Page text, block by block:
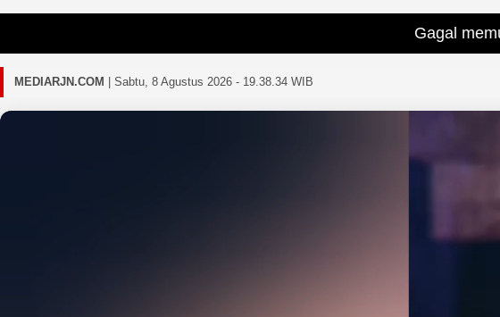
Gagal memuat berita
MEDIARJN.COM Sabtu, 8 Agustus 2026 - 19.38.37 WIB